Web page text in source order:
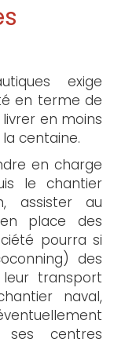
exige
en terme de
en moins
centaine.
en charge
le chantier
assister au
place des
pourra si
des
transport
naval,
centres